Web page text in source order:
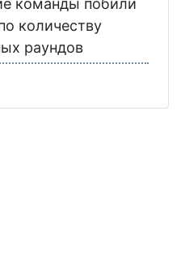
команды побили
количеству
раундов